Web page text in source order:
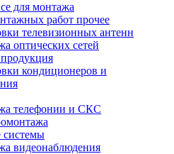
для монтажа
работ прочее
телевизионных антенн
оптических сетей
кондиционеров и
телефонии и СКС
системы
видеонаблюдения